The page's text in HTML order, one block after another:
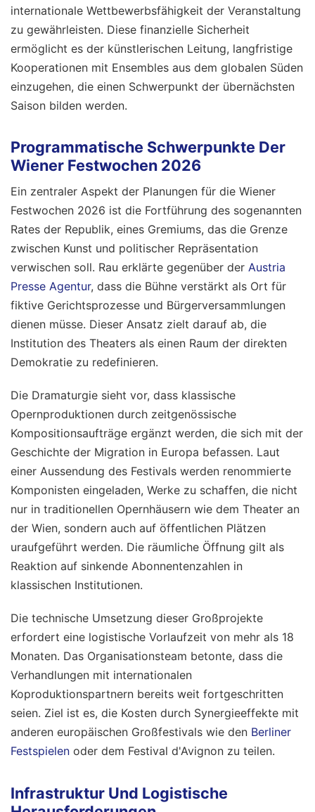
internationale Wettbewerbsfähigkeit der Veranstaltung
zu gewährleisten. Diese finanzielle Sicherheit
ermöglicht es der künstlerischen Leitung, langfristige
Kooperationen mit Ensembles aus dem globalen Süden
einzugehen, die einen Schwerpunkt der übernächsten
Saison bilden werden.
Programmatische Schwerpunkte Der
Wiener Festwochen 2026
Ein zentraler Aspekt der Planungen für die Wiener
Festwochen 2026 ist die Fortführung des sogenannten
Rates der Republik, eines Gremiums, das die Grenze
zwischen Kunst und politischer Repräsentation
verwischen soll. Rau erklärte gegenüber der Austria
Presse Agentur, dass die Bühne verstärkt als Ort für
fiktive Gerichtsprozesse und Bürgerversammlungen
dienen müsse. Dieser Ansatz zielt darauf ab, die
Institution des Theaters als einen Raum der direkten
Demokratie zu redefinieren.
Die Dramaturgie sieht vor, dass klassische
Opernproduktionen durch zeitgenössische
Kompositionsaufträge ergänzt werden, die sich mit der
Geschichte der Migration in Europa befassen. Laut
einer Aussendung des Festivals werden renommierte
Komponisten eingeladen, Werke zu schaffen, die nicht
nur in traditionellen Opernhäusern wie dem Theater an
der Wien, sondern auch auf öffentlichen Plätzen
uraufgeführt werden. Die räumliche Öffnung gilt als
Reaktion auf sinkende Abonnentenzahlen in
klassischen Institutionen.
Die technische Umsetzung dieser Großprojekte
erfordert eine logistische Vorlaufzeit von mehr als 18
Monaten. Das Organisationsteam betonte, dass die
Verhandlungen mit internationalen
Koproduktionspartnern bereits weit fortgeschritten
seien. Ziel ist es, die Kosten durch Synergieeffekte mit
anderen europäischen Großfestivals wie den Berliner
Festspielen oder dem Festival d'Avignon zu teilen.
Infrastruktur Und Logistische